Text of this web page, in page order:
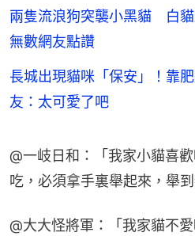
兩隻流浪狗突襲小黑貓 白
無數網友點讚
長城出現貓咪「保安」！靠
友：太可愛了吧
@一岐日和：「我家小貓喜
吃，必須拿手裏舉起來，舉
@大大怪將軍：「我家貓不